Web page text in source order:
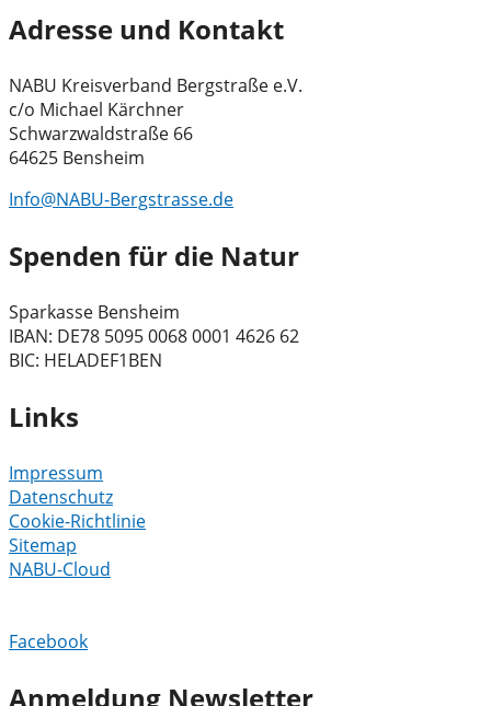
Adresse und Kontakt
NABU Kreisverband Bergstraße e.V.
c/o Michael Kärchner
Schwarzwaldstraße 66
64625 Bensheim
Info@NABU-Bergstrasse.de
Spenden für die Natur
Sparkasse Bensheim
IBAN: DE78 5095 0068 0001 4626 62
BIC: HELADEF1BEN
Links
Impressum
Datenschutz
Cookie-Richtlinie
Sitemap
NABU-Cloud
Facebook
Anmeldung Newsletter